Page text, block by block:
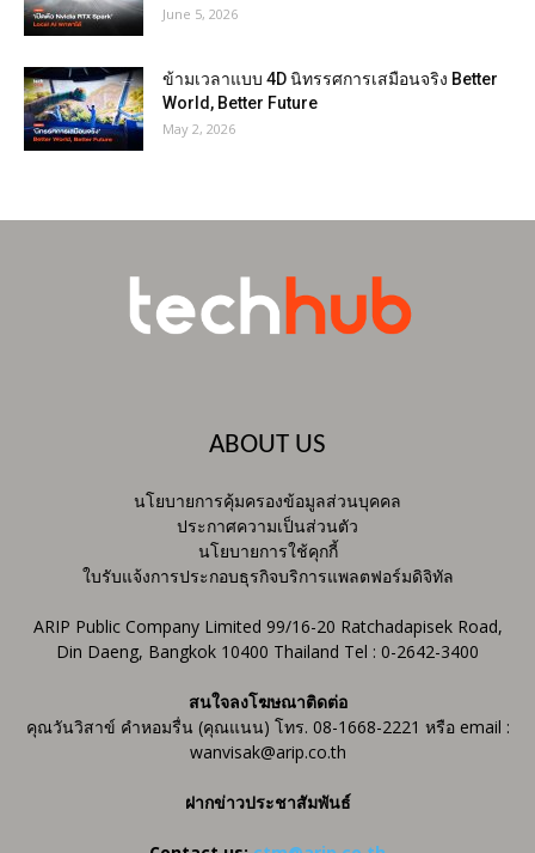
June 5, 2026
ข้ามเวลาแบบ 4D นิทรรศการเสมือนจริง Better
World, Better Future
May 2, 2026
ABOUT US
นโยบายการคุ้มครองข้อมูลส่วนบุคคล
ประกาศความเป็นส่วนตัว
นโยบายการใช้คุกกี้
ใบรับแจ้งการประกอบธุรกิจบริการแพลตฟอร์มดิจิทัล
ARIP Public Company Limited 99/16-20 Ratchadapisek Road,
Din Daeng, Bangkok 10400 Thailand Tel : 0-2642-3400
สนใจลงโฆษณาติดต่อ
คุณวันวิสาข์ คำหอมรื่น (คุณแนน) โทร. 08-1668-2221 หรือ email :
wanvisak@arip.co.th
ฝากข่าวประชาสัมพันธ์